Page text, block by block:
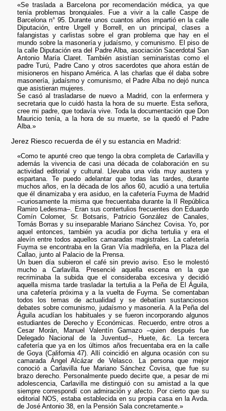
«Se traslada a Barcelona por recomendación médica, ya que
tenía problemas bronquiales. Fue a vivir a la calle Caspe de
Barcelona n° 95. Durante unos cuantos años impartió en la calle
Diputación, entre Urgell y Borrell, en un principal, clases a
falangistas y carlistas sobre el gran problema que hay en el
mundo sobre la masonería y judaísmo, y comunismo. El piso de
la calle Diputación era del Padre Alba, asociación Sacerdotal San
Antonio María Claret. También asistían seminaristas como el
padre Turú, Padre Cano y otros sacerdotes que ahora están de
misioneros en hispano América. A las charlas que él daba sobre
masonería, judaísmo y comunismo, el Padre Alba no dejó nunca
que asistieran mujeres.
Se casó al trasladarse de nuevo a Madrid, con la enfermera y
secretaria que lo cuidó hasta la hora de su muerte. Esta señora,
cree mi padre, que todavía vive. Toda la documentación que Don
Mauricio tenía, a la hora de su muerte, se la quedó el Padre
Alba.»
Jerez Riesco recuerda de él y su estancia en Madrid:
«Como te apunté creo que tengo la obra completa de Carlavilla y
además la vivencia de casi una década de colaboración en su
actividad editorial y cultural. Llevaba una vida muy austera y
espartana. Te puedo adelantar que todas las tardes, durante
muchos años, en la década de los años 60, acudió a una tertulia
que él dinamizaba y era asiduo, en la cafetería Fuyma de Madrid
–curiosamente la misma que frecuentaba durante la II República
Ramiro Ledesma–. Eran sus contertulios frecuentes don Eduardo
Comín Colomer, Sr. Botsaris, Patricio González de Canales,
Tomás Borras y su inseparable Mariano Sánchez Covisa. Yo, por
aquel entonces, también ya acudía por dicha tertulia y era el
alevín entre todos aquellos camaradas magistrales. La cafetería
Fuyma se encontraba en la Gran Vía madrileña, en la Plaza del
Callao, junto al Palacio de la Prensa.
Un buen día subieron el café sin previo aviso. Eso le molestó
mucho a Carlavilla. Presencié aquella escena en la que
recriminaba la subida que el consideraba excesiva y decidió
aquella misma tarde trasladar la tertulia a la Peña de El Águila,
una cafetería próxima y a la vuelta de Fuyma. Se comentaban
todos los temas de actualidad y se debatían sustanciosos
debates sobre comunismo, judaísmo y masonería. A la Peña del
Águila acudían los habituales y se fueron incorporando algunos
estudiantes de Derecho y Económicas. Recuerdo, entre otros a
Cesar Morán, Manuel Valentín Gamazo –quien después fue
Delegado Nacional de la Juventud–, Huete, &c. La tercera
cafetería que ya en los últimos años frecuentaba era en la calle
de Goya (California 47). Allí coincidió en alguna ocasión con su
camarada Ángel Alcázar de Velasco. La persona que mejor
conoció a Carlavilla fue Mariano Sánchez Covisa, que fue su
brazo derecho. Personalmente puedo decirte que, a pesar de mi
adolescencia, Carlavilla me distinguió con su amistad a la que
siempre correspondí con admiración y afecto. Por cierto que su
editorial NOS, estaba establecida en su propia casa en la Avda.
de José Antonio 38, en la Pensión Sala concretamente.»